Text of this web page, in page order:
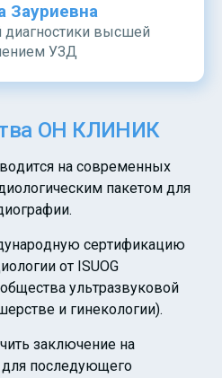
Зауриевна
диагностики высшей
УЗД
ОН КЛИНИК
на современных
пакетом для
сертификацию
от ISUOG
ультразвуковой
и гинекологии).
заключение на
последующего